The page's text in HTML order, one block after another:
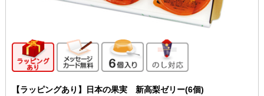
ギフト向け商品メッセージカード無料
6個入り のし対応
【ラッピングあり】日本の果実 新高梨ゼリー(6個)